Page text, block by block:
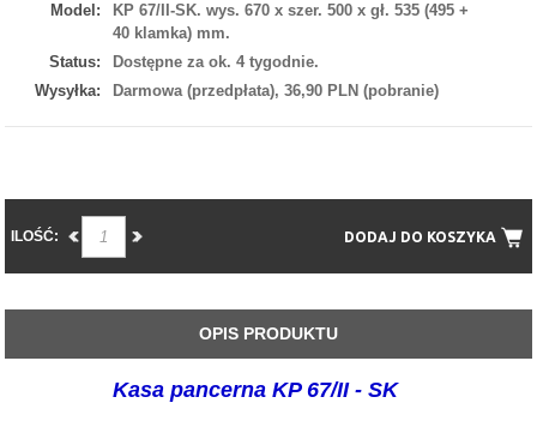
Model:
KP 67/II-SK. wys. 670 x szer. 500 x gł. 535 (495 +
40 klamka) mm.
Status:
Dostępne za ok. 4 tygodnie.
Wysyłka:
Darmowa (przedpłata), 36,90 PLN (pobranie)
DODAJ DO KOSZYKA
ILOŚĆ:
OPIS PRODUKTU
Kasa pancerna KP 67/II - SK